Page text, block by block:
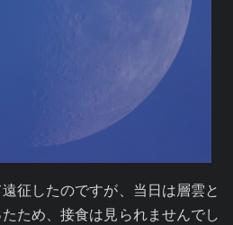
征したのですが、当日は層雲と
ため、接食は見られませんでし